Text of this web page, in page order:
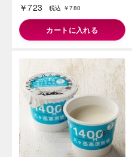
￥723 税込 ￥780
カートに入れる